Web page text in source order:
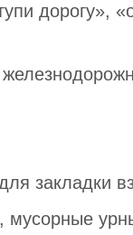
дорогу»,
закладки
мусорные